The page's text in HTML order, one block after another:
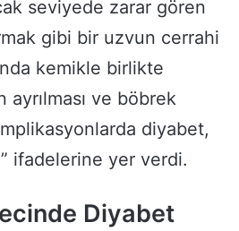
seviyede zarar gören
gibi bir uzvun cerrahi
kemikle birlikte
ve böbrek
diyabet,
ifadelerine yer verdi.
Diyabet